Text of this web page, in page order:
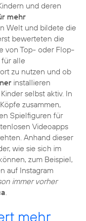
und deren
mehr
Welt und bildete die
bewerteten die
von Top- oder Flop-
alle
zu nutzen und ob
installieren
selbst aktiv. In
zusammen,
Spielfiguren für
Videoapps
Anhand dieser
wie sie sich im
zum Beispiel,
auf Instagram
immer vorher
.
mehr